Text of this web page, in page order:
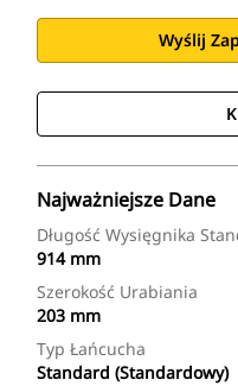
Wyślij
Najważniejsze Dane
Długość Wysięgnika
914 mm
Szerokość Urabiania
203 mm
Typ Łańcucha
Standard (Standardowy)